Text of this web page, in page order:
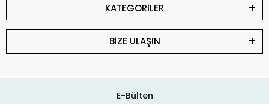
KATEGORİLER
BİZE ULAŞIN
E-Bülten